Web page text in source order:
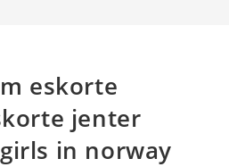
eskorte
jenter
in norway